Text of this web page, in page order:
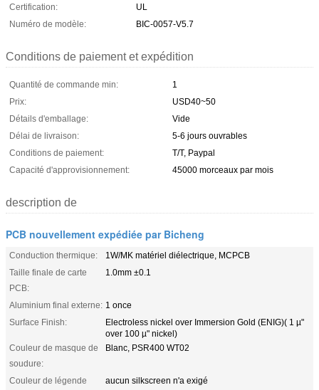
Certification:
UL
Numéro de modèle:
BIC-0057-V5.7
Conditions de paiement et expédition
Quantité de commande min:
1
Prix:
USD40~50
Détails d'emballage:
Vide
Délai de livraison:
5-6 jours ouvrables
Conditions de paiement:
T/T, Paypal
Capacité d'approvisionnement:
45000 morceaux par mois
description de
PCB nouvellement expédiée par Bicheng
Conduction thermique:
1W/MK matériel diélectrique, MCPCB
Taille finale de carte
PCB:
1.0mm ±0.1
Aluminium final externe: 1 once
Surface Finish:
Electroless nickel over Immersion Gold (ENIG)( 1 µ"
over 100 µ" nickel)
Couleur de masque de
soudure:
Blanc, PSR400 WT02
Couleur de légende
aucun silkscreen n'a exigé